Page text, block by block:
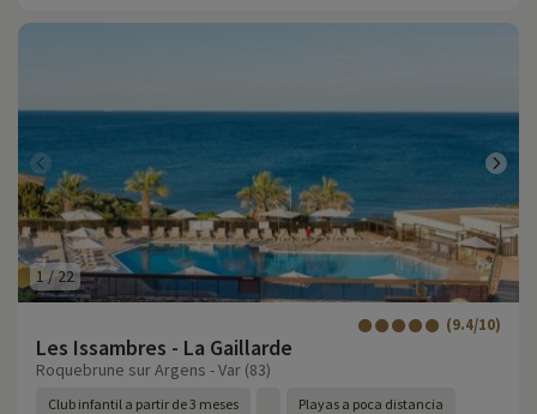
1 /22
Les Issambres - La Gaillarde
(9.4/10)
Roquebrune sur Argens - Var (83)
Club infantil a partir de 3 meses Playas a poca distancia